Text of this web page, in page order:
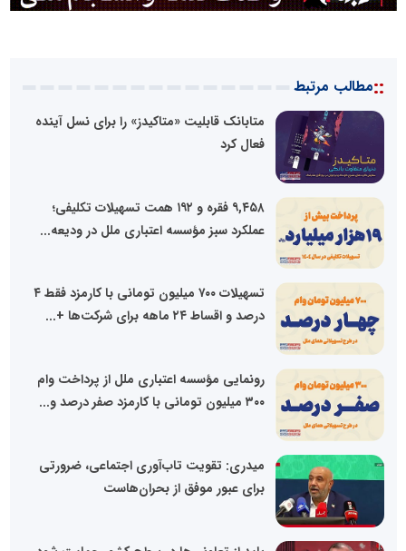
::مطالب مرتبط
متابانک قابلیت «متاکیدز» را برای نسل آینده
فعال کرد
۹,۴۵۸ فقره و ۱۹۲ همت تسهیلات تکلیفی؛
عملکرد سبز مؤسسه اعتباری ملل در ودیعه...
تسهیلات ۷۰۰ میلیون تومانی با کارمزد فقط ۴
درصد و اقساط ۲۴ ماهه برای شرکت‌ها +...
رونمایی مؤسسه اعتباری ملل از پرداخت وام
۳۰۰ میلیون تومانی با کارمزد صفر درصد و...
میدری: تقویت تاب‌آوری اجتماعی، ضرورتی
برای عبور موفق از بحران‌هاست